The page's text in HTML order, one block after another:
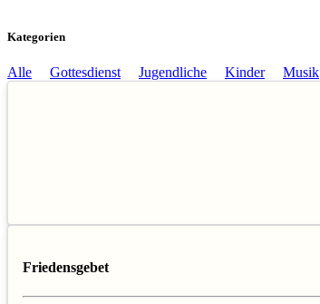
Kategorien
Alle Gottesdienst Jugendliche Kinder Musik
Friedensgebet